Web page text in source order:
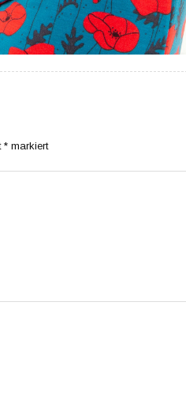
* markiert